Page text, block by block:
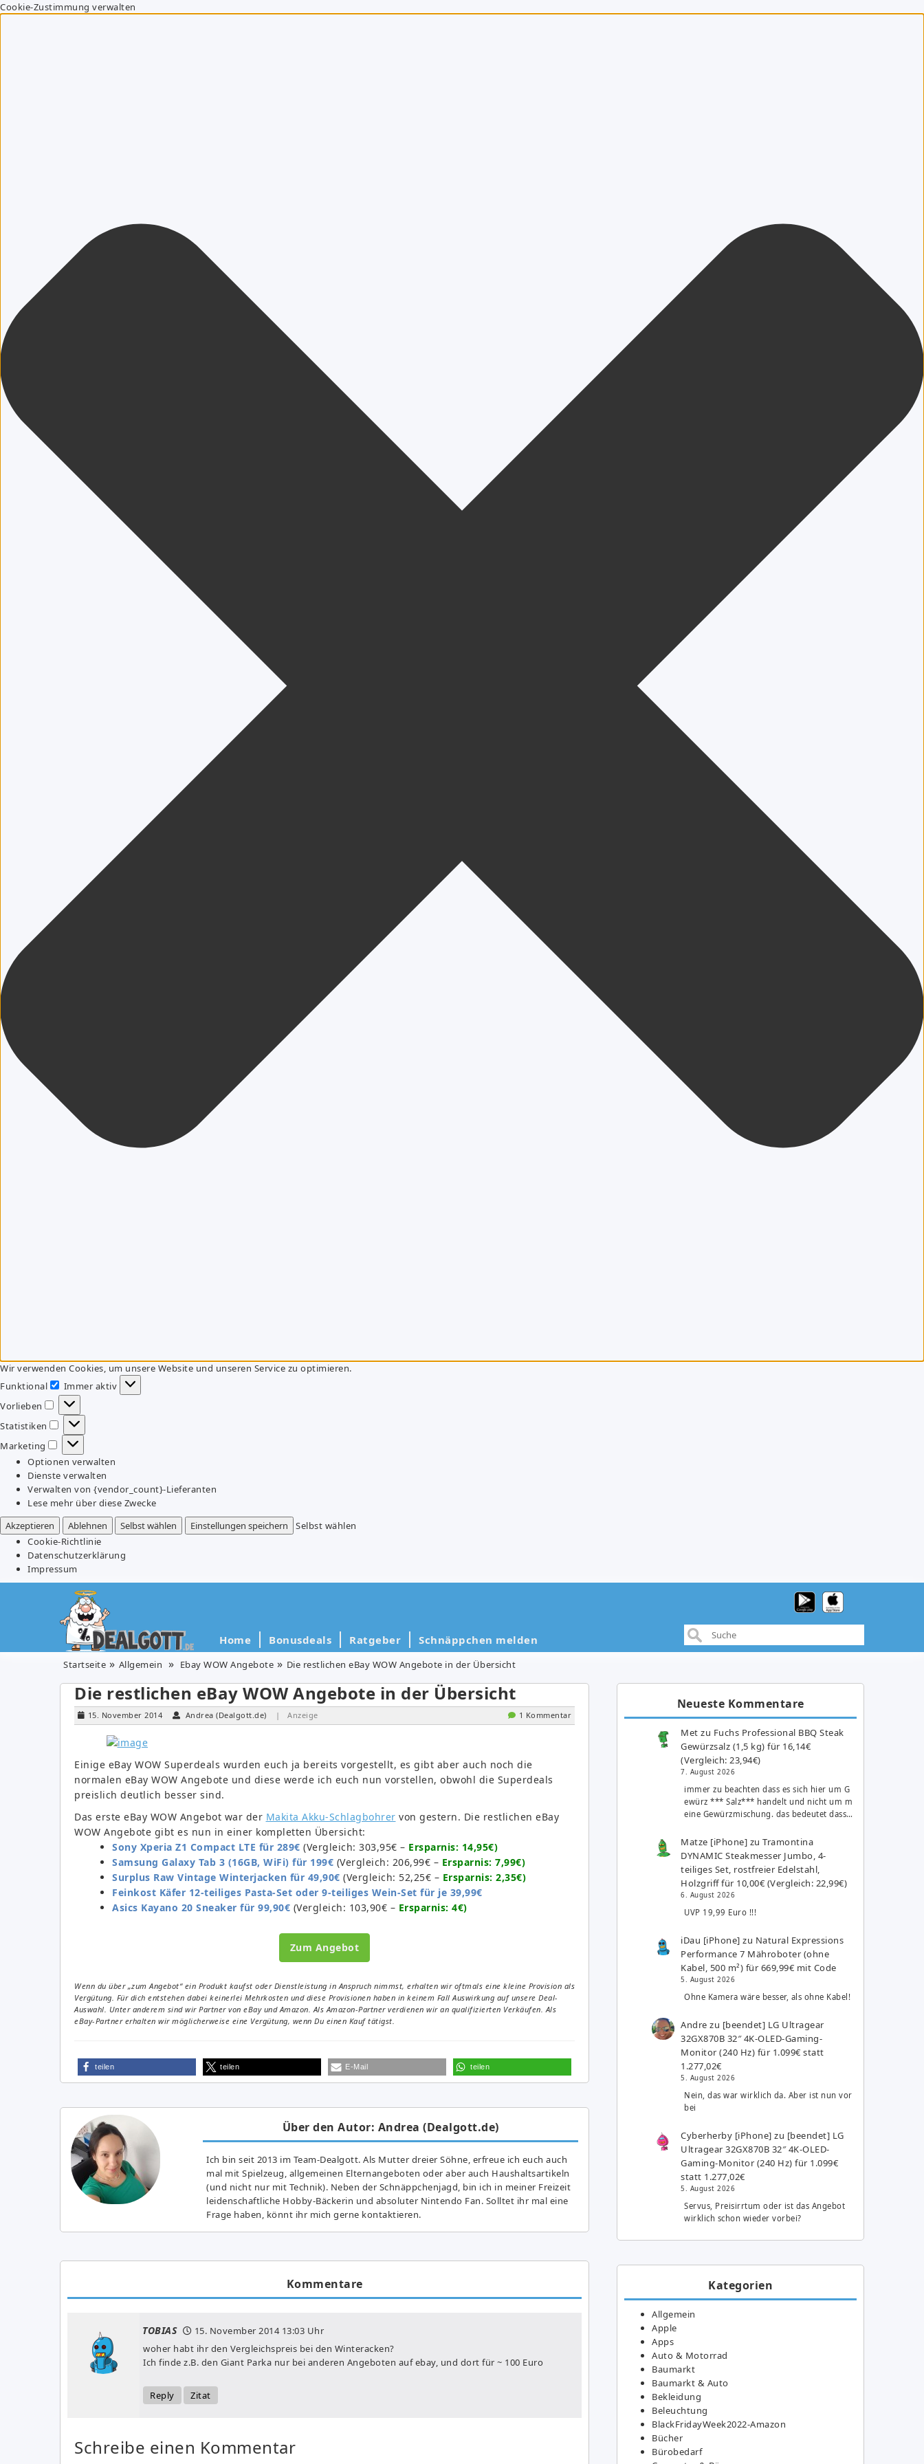
Cookie-Zustimmung verwalten
Wir verwenden Cookies, um unsere Website und unseren Service zu optimieren.
Funktional
Funktional
Immer aktiv
Vorlieben
Vorlieben
Statistiken
Statistiken
Marketing
Marketing
Optionen verwalten
Dienste verwalten
Verwalten von {vendor_count}-Lieferanten
Lese mehr über diese Zwecke
Akzeptieren
Ablehnen Selbst wählen Einstellungen speichern
Selbst wählen
Cookie-Richtlinie
Datenschutzerklärung
Impressum
Home Bonusdeals Ratgeber Schnäppchen melden
Startseite Allgemein Ebay WOW Angebote Die restlichen eBay WOW Angebote in der Übersicht
Die restlichen eBay WOW Angebote in der Übersicht
15. November 2014 Andrea (Dealgott.de) | Anzeige 1 Kommentar
Einige eBay WOW Superdeals wurden euch ja bereits vorgestellt, es gibt aber auch noch die
normalen eBay WOW Angebote und diese werde ich euch nun vorstellen, obwohl die Superdeals
preislich deutlich besser sind.
Das erste eBay WOW Angebot war der Makita Akku-Schlagbohrer von gestern. Die restlichen eBay
WOW Angebote gibt es nun in einer kompletten Übersicht:
Sony Xperia Z1 Compact LTE für 289€ (Vergleich: 303,95€ – Ersparnis: 14,95€)
Samsung Galaxy Tab 3 (16GB, WiFi) für 199€ (Vergleich: 206,99€ – Ersparnis: 7,99€)
Surplus Raw Vintage Winterjacken für 49,90€ (Vergleich: 52,25€ – Ersparnis: 2,35€)
Feinkost Käfer 12-teiliges Pasta-Set oder 9-teiliges Wein-Set für je 39,99€
Asics Kayano 20 Sneaker für 99,90€ (Vergleich: 103,90€ – Ersparnis: 4€)
Zum Angebot
Wenn du über „zum Angebot“ ein Produkt kaufst oder Dienstleistung in Anspruch nimmst, erhalten wir oftmals eine kleine Provision als
Vergütung. Für dich entstehen dabei keinerlei Mehrkosten und diese Provisionen haben in keinem Fall Auswirkung auf unsere Deal-
Auswahl. Unter anderem sind wir Partner von eBay und Amazon. Als Amazon-Partner verdienen wir an qualifizierten Verkäufen. Als
eBay-Partner erhalten wir möglicherweise eine Vergütung, wenn Du einen Kauf tätigst.
teilen teilen E-Mail teilen
Über den Autor: Andrea (Dealgott.de)
Ich bin seit 2013 im Team-Dealgott. Als Mutter dreier Söhne, erfreue ich euch auch
mal mit Spielzeug, allgemeinen Elternangeboten oder aber auch Haushaltsartikeln
(und nicht nur mit Technik). Neben der Schnäppchenjagd, bin ich in meiner Freizeit
leidenschaftliche Hobby-Bäckerin und absoluter Nintendo Fan. Solltet ihr mal eine
Frage haben, könnt ihr mich gerne kontaktieren.
Kommentare
TOBIAS 15. November 201413:03 Uhr
woher habt ihr den Vergleichspreis bei den Winteracken?
Ich finde z.B. den Giant Parka nur bei anderen Angeboten auf ebay, und dort für ~ 100 Euro
Reply Zitat
Schreibe einen Kommentar
Neueste Kommentare
Met zu Fuchs Professional BBQ Steak
Gewürzsalz (1,5 kg) für 16,14€
(Vergleich: 23,94€)
7. August 2026
immer zu beachten dass es sich hier um G
ewürz *** Salz*** handelt und nicht um m
eine Gewürzmischung. das bedeutet dass…
Matze [iPhone] zuTramontina
DYNAMIC Steakmesser Jumbo, 4-
teiliges Set, rostfreier Edelstahl,
Holzgriff für 10,00€ (Vergleich: 22,99€)
6. August 2026
UVP 19,99 Euro !!!
iDau [iPhone] zu Natural Expressions
Performance 7 Mähroboter (ohne
Kabel, 500 m²) für 669,99€ mit Code
5. August 2026
Ohne Kamera wäre besser, als ohne Kabel!
Andre zu [beendet] LG Ultragear
32GX870B 32″ 4K-OLED-Gaming-
Monitor (240 Hz) für 1.099€ statt
1.277,02€
5. August 2026
Nein, das war wirklich da. Aber ist nun vor
bei
Cyberherby [iPhone] zu [beendet] LG
Ultragear 32GX870B 32″ 4K-OLED-
Gaming-Monitor (240 Hz) für 1.099€
statt 1.277,02€
5. August 2026
Servus, Preisirrtum oder ist das Angebot
wirklich schon wieder vorbei?
Kategorien
Allgemein
Apple
Apps
Auto & Motorrad
Baumarkt
Baumarkt & Auto
Bekleidung
Beleuchtung
BlackFridayWeek2022-Amazon
Bücher
Bürobedarf